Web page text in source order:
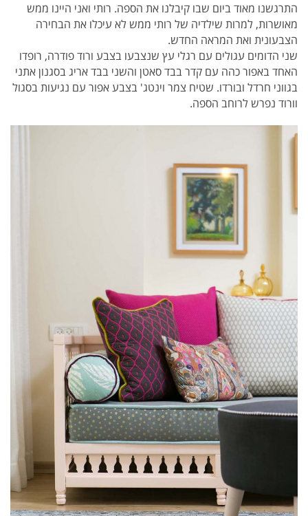
התרגשנו מאוד ביום שבו קיבלנו את הספה. רותי ואני היינו ממש
מאושרות, למרות שילדיה של רותי ממש לא עיכלו את הבחירה
הצבעונית ואת המראה החדש.
שני הדומים עגולים עם רגלי עץ שנצבעו בצבע ורוד פודרה, רופדו
האחד באפור כהה עם קדר בבד סאטן והשני בבד אריג בסגנון אתני
בגווני חרדל ובורדו. שטיח צמר וינטג' בצבע אפור עם נגיעות בסגול
וורוד נפרש לרוחב הספה.